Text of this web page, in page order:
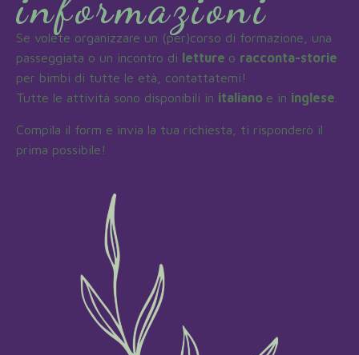
Se volete organizzare un (per)corso di formazione, una
passeggiata o un incontro di
letture o racconta-storie
per bimbi di tutte le età, contattatemi!
Tutte le attività sono disponibili in italiano e in inglese
Compila il form e invia la tua richiesta, ti risponderò il
prima possibile!